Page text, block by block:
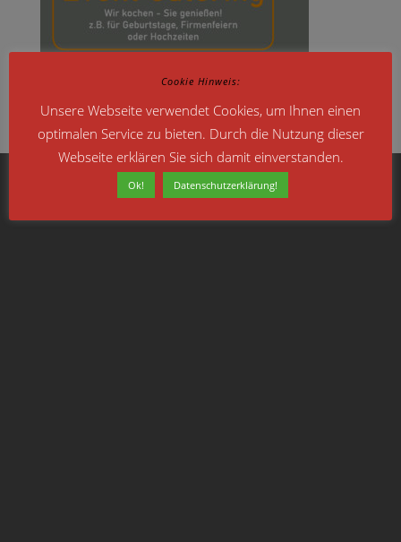
Cookie Hinweis:
Unsere Webseite verwendet Cookies, um Ihnen einen
optimalen Service zu bieten. Durch die Nutzung dieser
Webseite erklären Sie sich damit einverstanden.
Ok! Datenschutzerklärung!